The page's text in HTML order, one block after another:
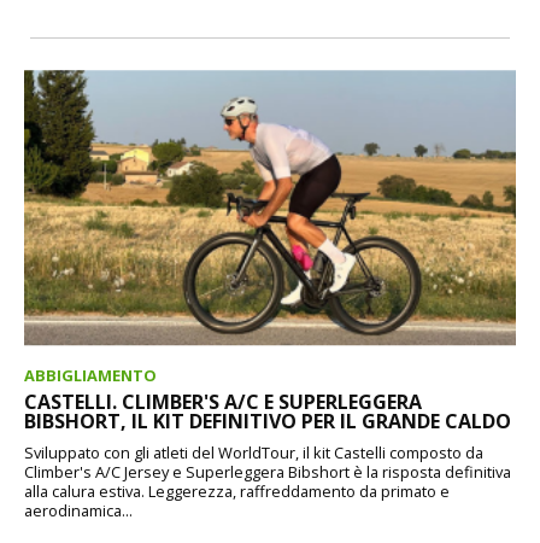
ABBIGLIAMENTO
CASTELLI. CLIMBER'S A/C E SUPERLEGGERA
BIBSHORT, IL KIT DEFINITIVO PER IL GRANDE CALDO
Sviluppato con gli atleti del WorldTour, il kit Castelli composto da
Climber's A/C Jersey e Superleggera Bibshort è la risposta definitiva
alla calura estiva. Leggerezza, raffreddamento da primato e
aerodinamica...